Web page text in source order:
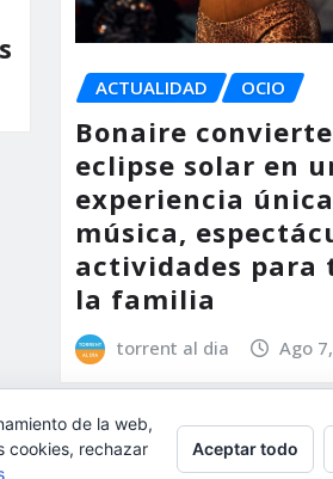
ACTUALIDAD OCIO
Bonaire
eclipse solar en
experiencia
música,
actividades para
la familia
torrent al dia Ago
de la web,
cookies, rechazar
Aceptar todo